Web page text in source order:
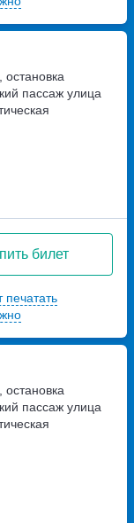
билет
печатать
остановка
пассаж улица
остановка
пассаж улица